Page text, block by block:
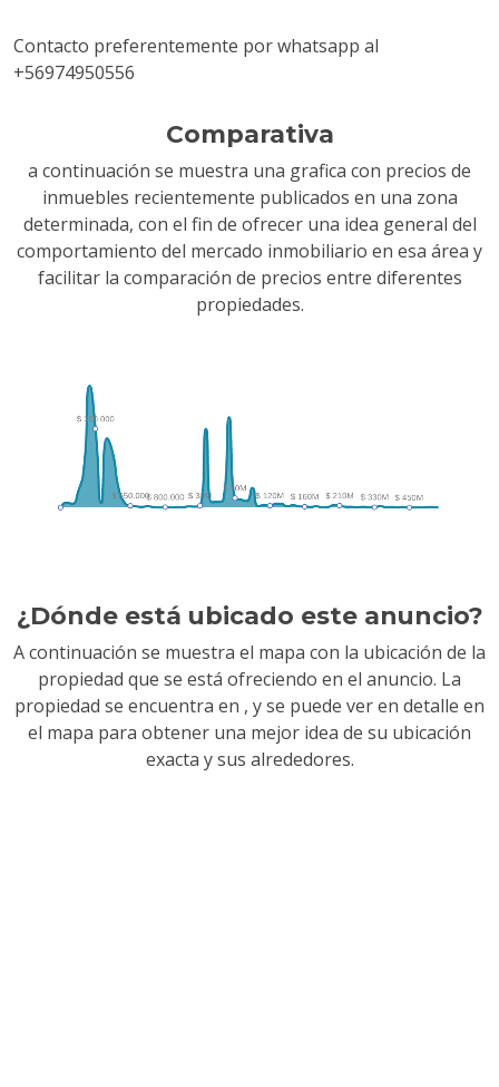
Contacto preferentemente por whatsapp al
+56974950556
Comparativa
a continuación se muestra una grafica con precios de
inmuebles recientemente publicados en una zona
determinada, con el fin de ofrecer una idea general del
comportamiento del mercado inmobiliario en esa área y
facilitar la comparación de precios entre diferentes
propiedades.
¿Dónde está ubicado este anuncio?
A continuación se muestra el mapa con la ubicación de la
propiedad que se está ofreciendo en el anuncio. La
propiedad se encuentra en , y se puede ver en detalle en
el mapa para obtener una mejor idea de su ubicación
exacta y sus alrededores.